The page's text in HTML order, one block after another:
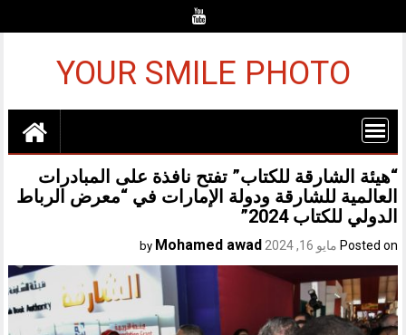
YOUR SMILE PHOTO
“هيئة الشارقة للكتاب” تفتح نافذة على المبادرات
العالمية للشارقة ودولة الإمارات في “معرض الرباط
الدولي للكتاب 2024”
Posted on مايو 16, 2024 Mohamed awad